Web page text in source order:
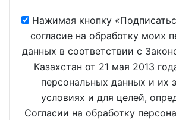
Нажимая кнопку
согласие на обработку моих
данных в соответствии с
Казахстан от 21 мая 2013
персональных данных и их
условиях и для целей,
Согласии на обработку